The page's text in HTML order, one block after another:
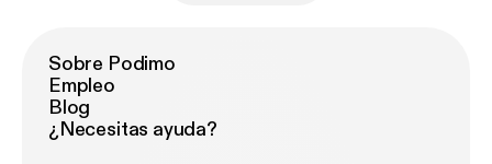
Sobre Podimo
Empleo
Blog
¿Necesitas ayuda?